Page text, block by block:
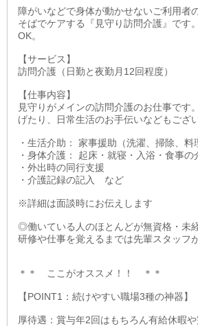
障がいなどで身体が動かせないご利用者
そばでケアする『見守り訪問介護』です
OK。
【サービス】
訪問介護（日勤と夜勤月12回程度）
【仕事内容】
見守りがメインの訪問介護のお仕事です
げたり、日常生活のお手伝いなどもござ
・生活介助： 家事援助（洗濯、掃除、料
・身体介護： 起床・就寝・入浴・食事の
・外出時の同行支援
・介護記録の記入 など
※詳細は面談時にお伝えします
◎働いている人のほとんどが無資格・未
研修や仕事を覚えるまでは先輩スタッフ
＊＊ ここがオススメ！！ ＊＊
【POINT1：続けやすい職場3種の神器】
厚待遇：賞与年2回はもちろん有給休暇